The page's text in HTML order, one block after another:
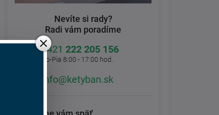
Nevíte si rady?
Radi vám poradíme
+421 222 205 156
Po-Pia 8:00 - 17:00 hod.
info@ketyban.sk